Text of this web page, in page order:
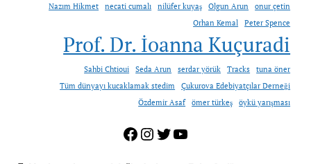
Nazım Hikmet
necati cumalı nilüfer kuyaş Olgun Arun
onur çetin
Orhan Kemal
Peter Spence
Prof. Dr. İoanna Kuçuradi
Sahbi Chtioui Seda Arun serdar yörük Tracks
tuna öner
Tüm dünyayı kucaklamak stedim
Çukurova Edebiyatçılar Derneği
Özdemir Asaf
ömer türkeş öykü yarışması
Facebook
Instagram
Twitter
YouTube